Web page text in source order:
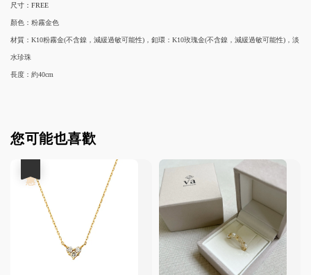
尺寸：FREE
顏色：粉霧金色
材質：K10粉霧金(不含鎳，減緩過敏可能性)，釦環：K10玫瑰金(不含鎳，減緩過敏可能性)，淡
水珍珠
長度：約40cm
您可能也喜歡